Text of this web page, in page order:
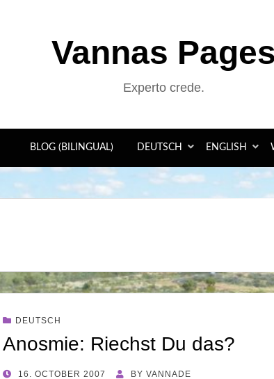
Vannas Pages
Experto crede.
BLOG (BILINGUAL) DEUTSCH ENGLISH
DEUTSCH
Anosmie: Riechst Du das?
POSTED
16. OCTOBER 2007 BY VANNADE